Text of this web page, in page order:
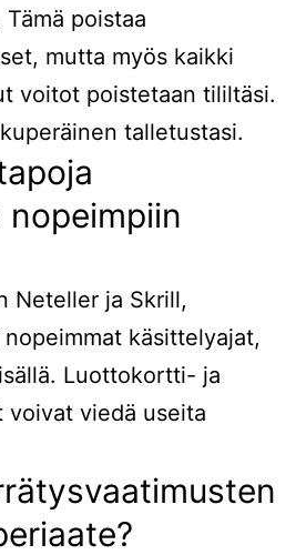
poistaa
mutta myös kaikki
voitot poistetaan tililtäsi.
talletustasi.
Neteller ja Skrill,
käsittelyajat,
Luottokortti- ja
viedä useita